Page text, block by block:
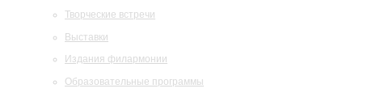
Творческие встречи
Выставки
Издания филармонии
Образовательные программы